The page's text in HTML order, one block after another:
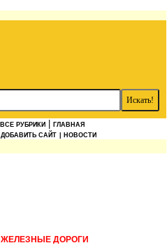
ВСЕ РУБРИКИ
ГЛАВНАЯ
ДОБАВИТЬ САЙТ | НОВОСТИ
ЖЕЛЕЗНЫЕ ДОРОГИ